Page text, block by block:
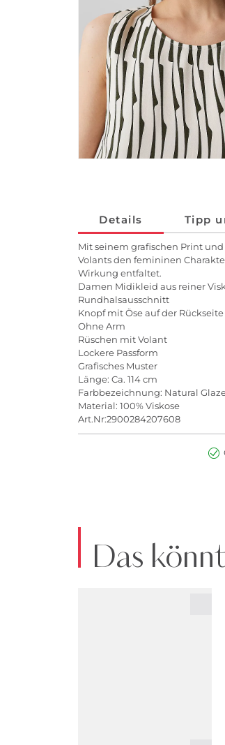
Details Tipp
Mit seinem grafischen Print
Volants den femininen
Wirkung entfaltet.
Damen Midikleid aus reiner
Rundhalsausschnitt
Knopf mit Öse auf der Rückseite
Ohne Arm
Rüschen mit Volant
Lockere Passform
Grafisches Muster
Länge: Ca. 114 cm
Farbbezeichnung: Natural
Material: 100% Viskose
Art.Nr:2900284207608
Das